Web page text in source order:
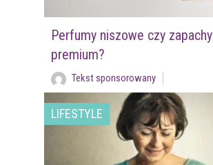
Perfumy niszowe czy zapachy
premium?
Tekst sponsorowany
LIFESTYLE